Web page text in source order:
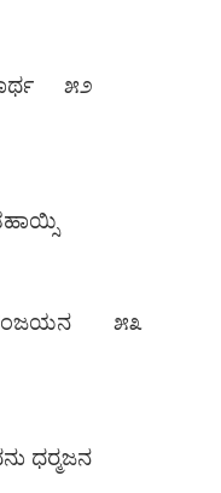
ಪಾರ್ಥ ೫೨
ಧನಂಜಯನ ೫೩
ಧರ‍್ಮಜನ